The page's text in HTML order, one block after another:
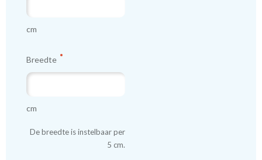
cm
Breedte
cm
De breedte is instelbaar per
5 cm.